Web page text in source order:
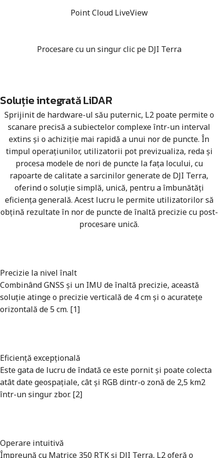
Point Cloud LiveView
Procesare cu un singur clic pe DJI Terra
Soluție integrată LiDAR
Sprijinit de hardware-ul său puternic, L2 poate permite o
scanare precisă a subiectelor complexe într-un interval
extins și o achiziție mai rapidă a unui nor de puncte. În
timpul operațiunilor, utilizatorii pot previzualiza, reda și
procesa modele de nori de puncte la fața locului, cu
rapoarte de calitate a sarcinilor generate de DJI Terra,
oferind o soluție simplă, unică, pentru a îmbunătăți
eficiența generală. Acest lucru le permite utilizatorilor să
obțină rezultate în nor de puncte de înaltă precizie cu post-
procesare unică.
Precizie la nivel înalt
Combinând GNSS și un IMU de înaltă precizie, această
soluție atinge o precizie verticală de 4 cm și o acuratețe
orizontală de 5 cm. [1]
Eficiență excepțională
Este gata de lucru de îndată ce este pornit și poate colecta
atât date geospațiale, cât și RGB dintr-o zonă de 2,5 km2
într-un singur zbor. [2]
Operare intuitivă
Împreună cu Matrice 350 RTK și DJI Terra, L2 oferă o